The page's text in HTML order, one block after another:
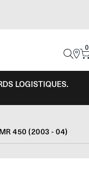
0
LOGISTIQUES.
450 (2003 - 04)